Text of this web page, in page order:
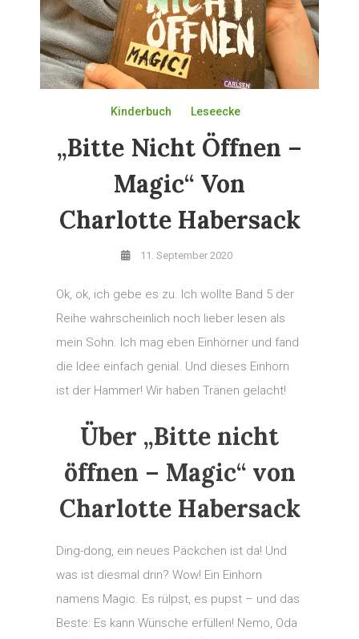
Kinderbuch Leseecke
„Bitte Nicht Öffnen –
Magic“ Von
Charlotte Habersack
11. September 2020
Ok, ok, ich gebe es zu. Ich wollte Band 5 der
Reihe wahrscheinlich noch lieber lesen als
mein Sohn. Ich mag eben Einhörner und fand
die Idee einfach genial. Und dieses Einhorn
ist der Hammer! Wir haben Tränen gelacht!
Über „Bitte nicht
öffnen – Magic“ von
Charlotte Habersack
Ding-dong, ein neues Päckchen ist da! Und
was ist diesmal drin? Wow! Ein Einhorn
namens Magic. Es rülpst, es pupst – und das
Beste: Es kann Wünsche erfüllen! Nemo, Oda